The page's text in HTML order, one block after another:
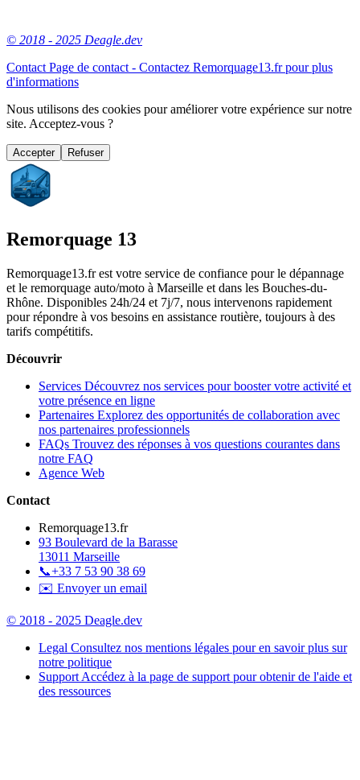
© 2018 - 2025 Deagle.dev
Contact Page de contact - Contactez Remorquage13.fr pour plus
d'informations
Nous utilisons des cookies pour améliorer votre expérience sur notre
site. Acceptez-vous ?
Accepter Refuser
Remorquage 13
Remorquage13.fr est votre service de confiance pour le dépannage
et le remorquage auto/moto à Marseille et dans les Bouches-du-
Rhône. Disponibles 24h/24 et 7j/7, nous intervenons rapidement
pour répondre à vos besoins en assistance routière, toujours à des
tarifs compétitifs.
Découvrir
Services Découvrez nos services pour booster votre activité et
votre présence en ligne
Partenaires Explorez des opportunités de collaboration avec
nos partenaires professionnels
FAQs Trouvez des réponses à vos questions courantes dans
notre FAQ
Agence Web
Contact
Remorquage13.fr
93 Boulevard de la Barasse
13011 Marseille
📞+33 7 53 90 38 69
✉️ Envoyer un email
© 2018 - 2025 Deagle.dev
Legal Consultez nos mentions légales pour en savoir plus sur
notre politique
Support Accédez à la page de support pour obtenir de l'aide et
des ressources